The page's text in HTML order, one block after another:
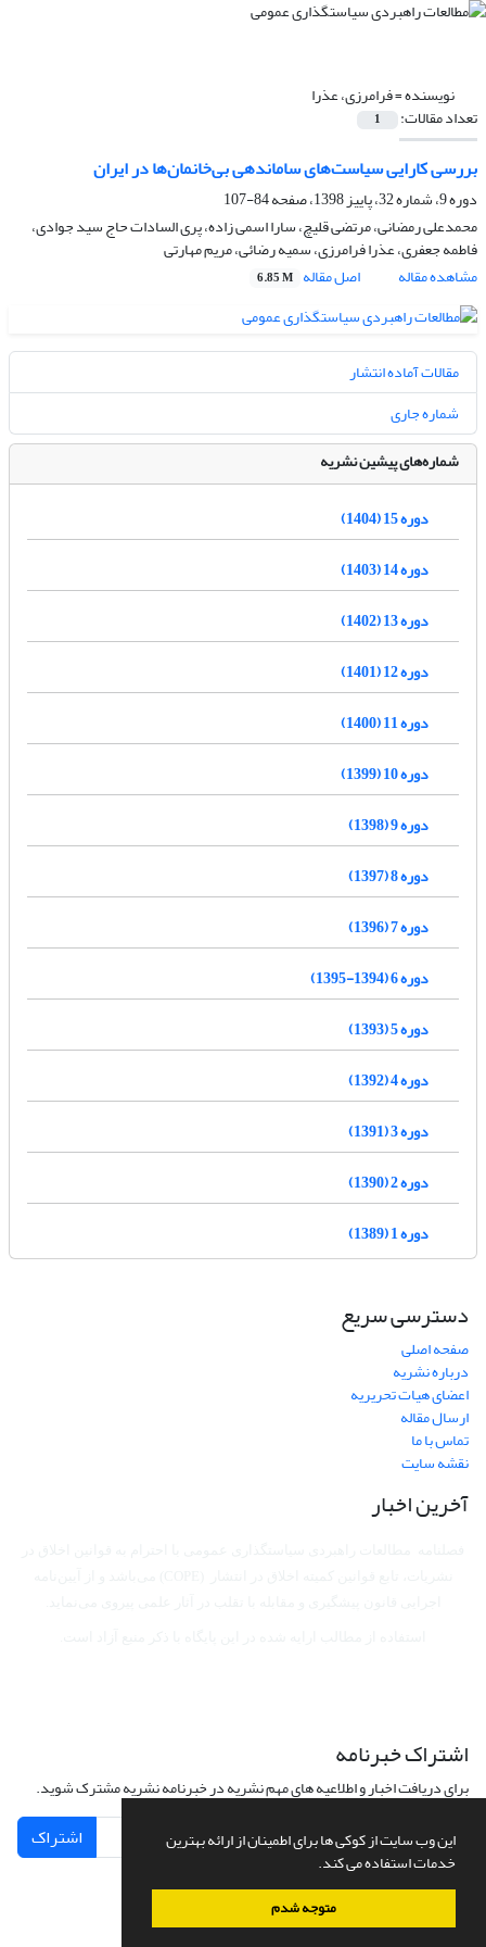
این وب سایت از کوکی ها برای اطمینان از ارائه بهترین
خدمات استفاده می کند.
متوجه شدم
نویسنده =فرامرزی، عذرا
تعداد مقالات: 1
بررسی کارایی سیاست‌های ساماندهی بی‌خانمان‌ها در ایران
دوره 9، شماره 32، پاییز 1398، صفحه
84-107
محمدعلی رمضانی، مرتضی قلیچ، سارا اسمی زاده، پری السادات حاج سید جوادی،
فاطمه جعفری، عذرا فرامرزی، سمیه رضائی، مریم مهارتی
مشاهده مقاله
اصل مقاله 6.85 M
مقالات آماده انتشار
شماره جاری
شماره‌های پیشین نشریه
دوره 15 (1404)
دوره 14 (1403)
دوره 13 (1402)
دوره 12 (1401)
دوره 11 (1400)
دوره 10 (1399)
دوره 9 (1398)
دوره 8 (1397)
دوره 7 (1396)
دوره 6 (1394-1395)
دوره 5 (1393)
دوره 4 (1392)
دوره 3 (1391)
دوره 2 (1390)
دوره 1 (1389)
دسترسی سریع
صفحه اصلی
درباره نشریه
اعضای هیات تحریریه
ارسال مقاله
تماس با ما
نقشه سایت
آخرین اخبار
اشتراک خبرنامه
برای دریافت اخبار و اطلاعیه های مهم نشریه در خبرنامه نشریه مشترک شوید.
اشتراک
سامانه مدیریت نشریات علمی.طراحی و پیاده سازی ازسیناوب